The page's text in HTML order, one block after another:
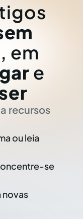
, em
e
recursos
ou leia
se
novas